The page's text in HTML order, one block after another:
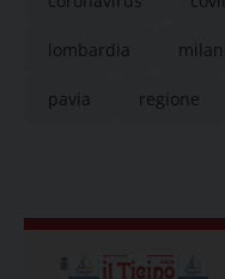
lombardia
pavia regione